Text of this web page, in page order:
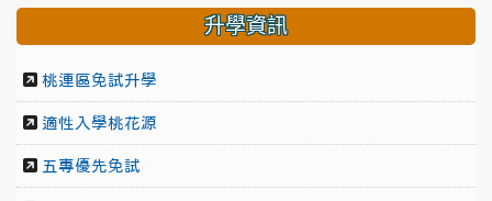
升學資訊
桃連區免試升學
適性入學桃花源
五專優先免試